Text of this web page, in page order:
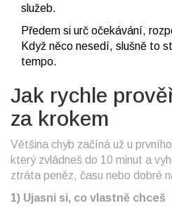
služeb.
Předem si urč očekávání,
Když něco nesedí, slušně to
tempo.
Jak rychle
za krokem
Většina chyb začíná už u
který zvládneš do 10 minut a
ztráta peněz, času nebo dobré
1) Ujasni si, co vlastně chceš